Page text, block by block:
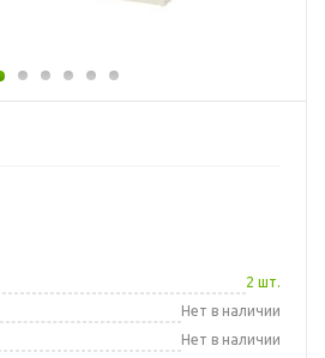
2 шт.
Нет в наличии
Нет в наличии